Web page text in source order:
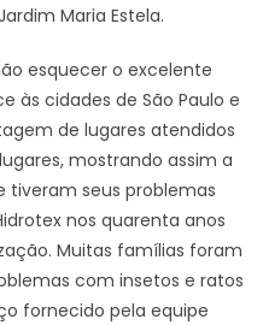
Maria Estela.
esquecer o excelente
às cidades de São Paulo e
de lugares atendidos
mostrando assim a
tiveram seus problemas
nos quarenta anos
Muitas famílias foram
com insetos e ratos
fornecido pela equipe